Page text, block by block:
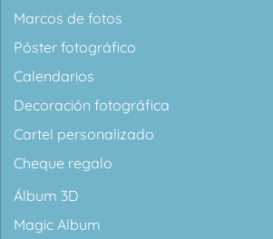
Marcos de fotos
Póster fotográfico
Calendarios
Decoración fotográfica
Cartel personalizado
Cheque regalo
Álbum 3D
Magic Album